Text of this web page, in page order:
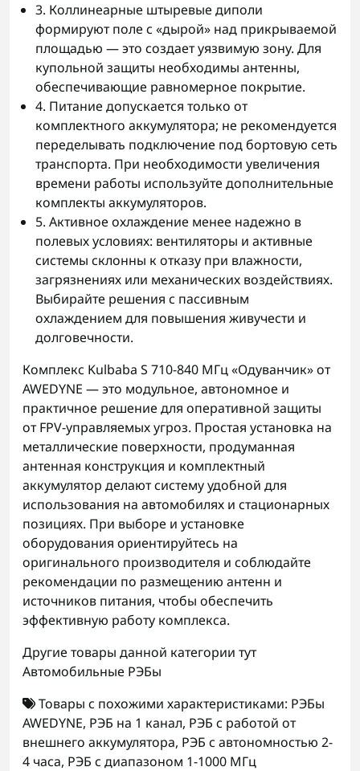
3. Коллинеарные штыревые диполи
формируют поле с «дырой» над прикрываемой
площадью — это создает уязвимую зону. Для
купольной защиты необходимы антенны,
обеспечивающие равномерное покрытие.
4. Питание допускается только от
комплектного аккумулятора; не рекомендуется
переделывать подключение под бортовую сеть
транспорта. При необходимости увеличения
времени работы используйте дополнительные
комплекты аккумуляторов.
5. Активное охлаждение менее надежно в
полевых условиях: вентиляторы и активные
системы склонны к отказу при влажности,
загрязнениях или механических воздействиях.
Выбирайте решения с пассивным
охлаждением для повышения живучести и
долговечности.
Комплекс Kulbaba S 710-840 МГц «Одуванчик» от
AWEDYNE — это модульное, автономное и
практичное решение для оперативной защиты
от FPV-управляемых угроз. Простая установка на
металлические поверхности, продуманная
антенная конструкция и комплектный
аккумулятор делают систему удобной для
использования на автомобилях и стационарных
позициях. При выборе и установке
оборудования ориентируйтесь на
оригинального производителя и соблюдайте
рекомендации по размещению антенн и
источников питания, чтобы обеспечить
эффективную работу комплекса.
Другие товары данной категории тут
Автомобильные РЭБы
Товары с похожими характеристиками: РЭБы
AWEDYNE, РЭБ на 1 канал, РЭБ с работой от
внешнего аккумулятора, РЭБ с автономностью 2-
4 часа, РЭБ с диапазоном 1-1000 МГц